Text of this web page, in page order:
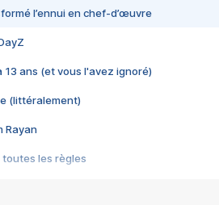
l’ennui en chef-d’œuvre
13 ans (et vous l'avez ignoré)
(littéralement)
Rayan
toutes les règles